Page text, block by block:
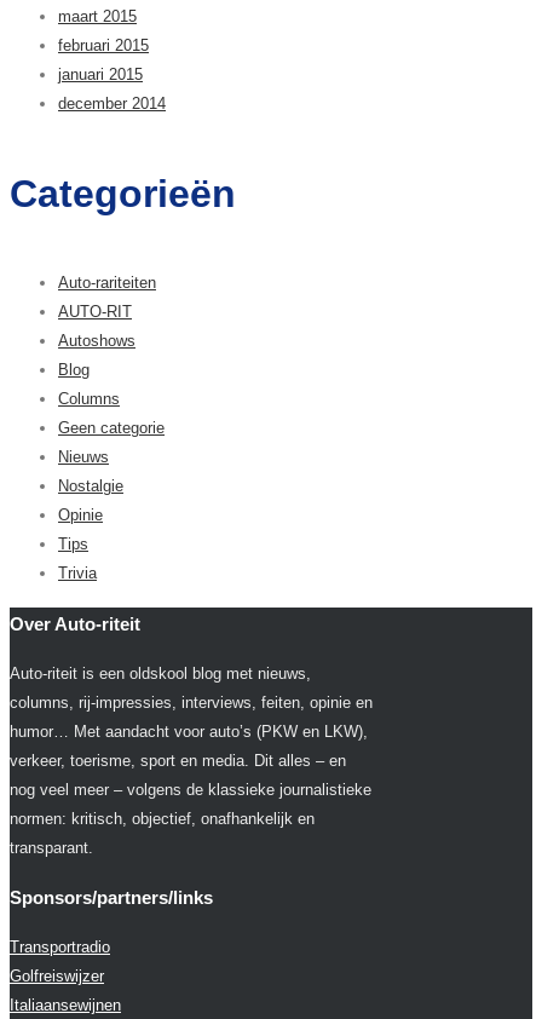
maart 2015
februari 2015
januari 2015
december 2014
Categorieën
Auto-rariteiten
AUTO-RIT
Autoshows
Blog
Columns
Geen categorie
Nieuws
Nostalgie
Opinie
Tips
Trivia
Over Auto-riteit
Auto-riteit is een oldskool blog met nieuws,
columns, rij-impressies, interviews, feiten, opinie en
humor… Met aandacht voor auto’s (PKW en LKW),
verkeer, toerisme, sport en media. Dit alles – en
nog veel meer – volgens de klassieke journalistieke
normen: kritisch, objectief, onafhankelijk en
transparant.
Sponsors/partners/links
Transportradio
Golfreiswijzer
Italiaansewijnen